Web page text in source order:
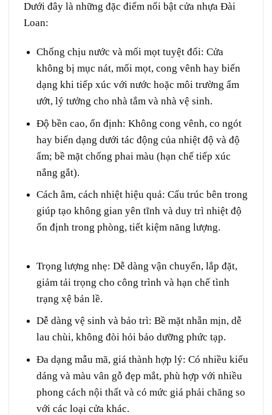
Dưới đây là những đặc điểm nổi bật cửa nhựa Đài
Loan:
Chống chịu nước và mối mọt tuyệt đối: Cửa
không bị mục nát, mối mọt, cong vênh hay biến
dạng khi tiếp xúc với nước hoặc môi trường ẩm
ướt, lý tưởng cho nhà tắm và nhà vệ sinh.
Độ bền cao, ổn định: Không cong vênh, co ngót
hay biến dạng dưới tác động của nhiệt độ và độ
ẩm; bề mặt chống phai màu (hạn chế tiếp xúc
nắng gắt).
Cách âm, cách nhiệt hiệu quả: Cấu trúc bên trong
giúp tạo không gian yên tĩnh và duy trì nhiệt độ
ổn định trong phòng, tiết kiệm năng lượng.
Trọng lượng nhẹ: Dễ dàng vận chuyển, lắp đặt,
giảm tải trọng cho công trình và hạn chế tình
trạng xệ bản lề.
Dễ dàng vệ sinh và bảo trì: Bề mặt nhẵn mịn, dễ
lau chùi, không đòi hỏi bảo dưỡng phức tạp.
Đa dạng mẫu mã, giá thành hợp lý: Có nhiều kiểu
dáng và màu vân gỗ đẹp mắt, phù hợp với nhiều
phong cách nội thất và có mức giá phải chăng so
với các loại cửa khác.